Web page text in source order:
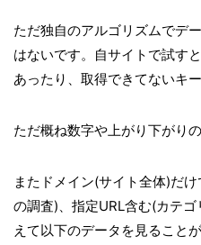
ただ独自のアルゴリズムでデ
はないです。自サイトで試す
あったり、取得できてないキ
ただ概ね数字や上がり下がり
またドメイン(サイト全体)だ
の調査)、指定URL含む(カテ
えて以下のデータを見ることが